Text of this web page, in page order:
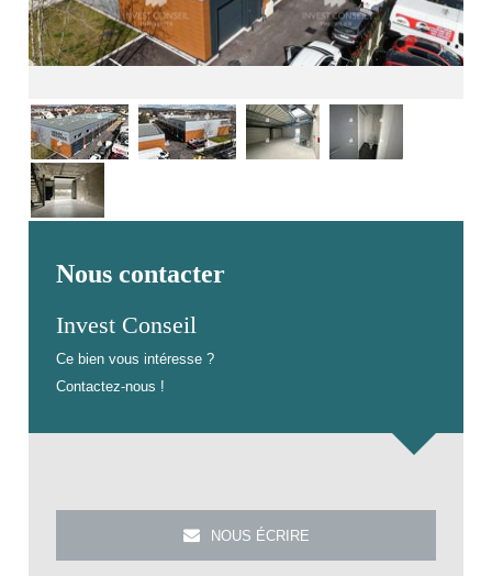
Nous contacter
Invest Conseil
Ce bien vous intéresse ?
Contactez-nous !
NOUS ÉCRIRE